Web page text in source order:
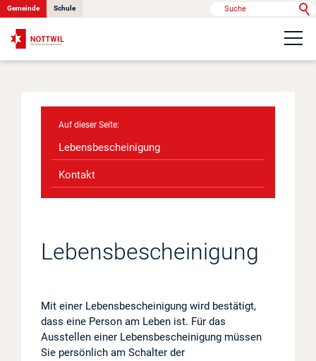
Politik & Verwaltung
Onlinedienste
Gemeinde Schule
Anlässe
Projekte
Lebens­bescheinigung
Mit einer Lebensbescheinigung wird bestätigt,
dass eine Person am Leben ist. Für das
Ausstellen einer Lebensbescheinigung müssen
Sie persönlich am Schalter der
Lebensbescheinigung
Kontakt